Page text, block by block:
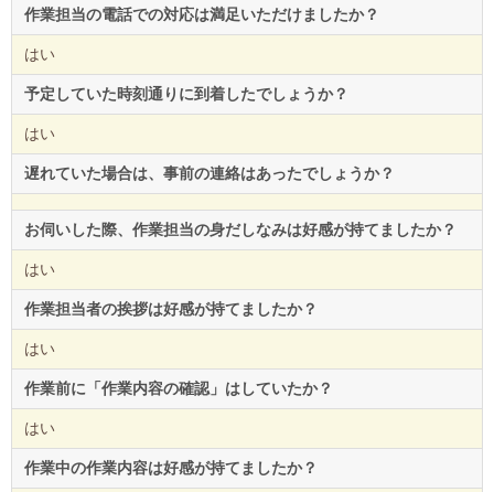
作業担当の電話での対応は満足いただけましたか？
はい
予定していた時刻通りに到着したでしょうか？
はい
遅れていた場合は、事前の連絡はあったでしょうか？
お伺いした際、作業担当の身だしなみは好感が持てましたか？
はい
作業担当者の挨拶は好感が持てましたか？
はい
作業前に「作業内容の確認」はしていたか？
はい
作業中の作業内容は好感が持てましたか？